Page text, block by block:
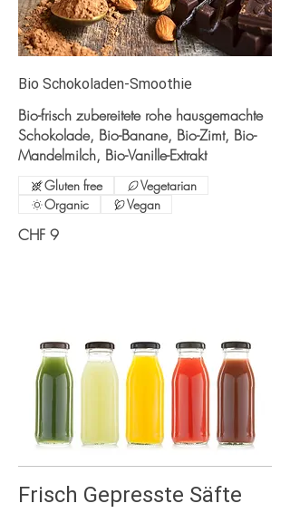
Bio Schokoladen-Smoothie
Bio-frisch zubereitete rohe hausgemachte
Schokolade, Bio-Banane, Bio-Zimt, Bio-
Mandelmilch, Bio-Vanille-Extrakt
CHF 9
Gluten free
Vegetarian
Organic
Vegan
Frisch Gepresste Säfte